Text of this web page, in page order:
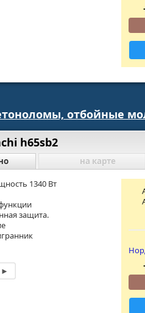
отбойные
h65sb2
на карте
1340 Вт
защита.